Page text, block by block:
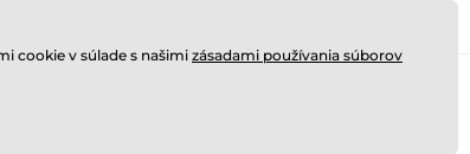
cookie v súlade s našimi zásadami používania súborov